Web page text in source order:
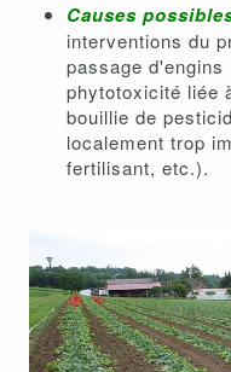
Causes
interventions du
passage
phytotoxicité liée
bouillie de
localement trop
fertilisant, etc.).